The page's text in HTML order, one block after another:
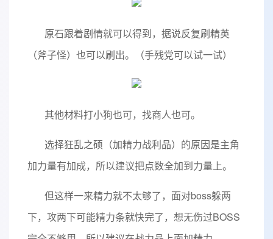
原石跟着剧情就可以得到，据说反复刷精英
（斧子怪）也可以刷出。（手残党可以试一试）
其他材料打小狗也可，找商人也可。
选择狂乱之硕（加精力战利品）的原因是主角
加力量有加成，所以建议把点数全加到力量上。
但这样一来精力就不太够了，面对boss躲两
下，攻两下可能精力条就快完了，想无伤过BOSS